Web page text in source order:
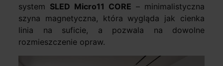
system SLED Micro11 CORE – minimalistyczna
szyna magnetyczna, która wygląda jak cienka
linia na suficie, a pozwala na dowolne
rozmieszczenie opraw.